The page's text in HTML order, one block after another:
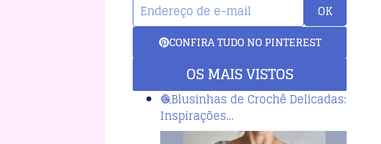
OK
CONFIRA TUDO NO PINTEREST
OS MAIS VISTOS
🧶Blusinhas de Crochê Delicadas:
Inspirações…